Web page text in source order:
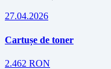
27.04.2026
Cartușe de toner
2.462 RON